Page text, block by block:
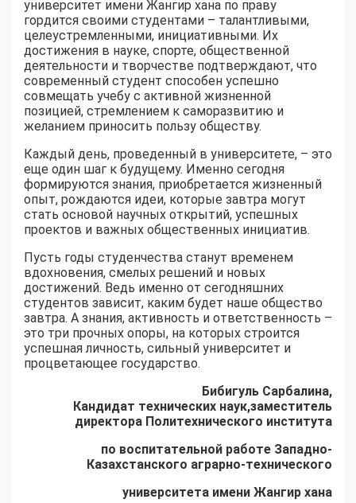
университет имени Жангир хана по праву
гордится своими студентами – талантливыми,
целеустремленными, инициативными. Их
достижения в науке, спорте, общественной
деятельности и творчестве подтверждают, что
современный студент способен успешно
совмещать учебу с активной жизненной
позицией, стремлением к саморазвитию и
желанием приносить пользу обществу.
Каждый день, проведенный в университете, – это
еще один шаг к будущему. Именно сегодня
формируются знания, приобретается жизненный
опыт, рождаются идеи, которые завтра могут
стать основой научных открытий, успешных
проектов и важных общественных инициатив.
Пусть годы студенчества станут временем
вдохновения, смелых решений и новых
достижений. Ведь именно от сегодняшних
студентов зависит, каким будет наше общество
завтра. А знания, активность и ответственность –
это три прочных опоры, на которых строится
успешная личность, сильный университет и
процветающее государство.
Бибигуль Сарбалина,
Кандидат технических наук,заместитель
директора Политехнического института
по воспитательной работе Западно-
Казахстанского аграрно-технического
университета имени Жангир хана